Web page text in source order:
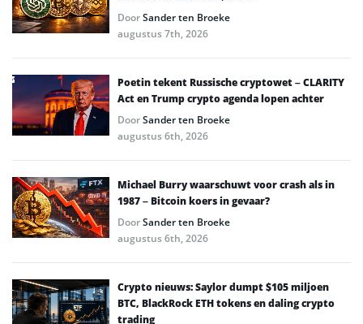
DoorSander ten Broeke
augustus 7th, 2026
Poetin tekent Russische cryptowet – CLARITY
Act en Trump crypto agenda lopen achter
DoorSander ten Broeke
augustus 6th, 2026
Michael Burry waarschuwt voor crash als in
1987 – Bitcoin koers in gevaar?
DoorSander ten Broeke
augustus 6th, 2026
Crypto nieuws: Saylor dumpt $105 miljoen
BTC, BlackRock ETH tokens en daling crypto
trading